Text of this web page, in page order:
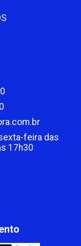
feira das
17h30